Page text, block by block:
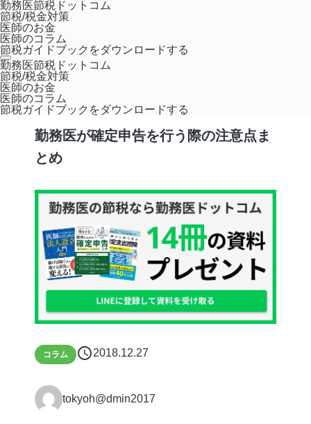
勤務医節税ドットコム
節税/税金対策
医師のお金
医師のコラム
節税ガイドブックをダウンロードする
勤務医節税ドットコム
節税/税金対策
医師のお金
医師のコラム
節税ガイドブックをダウンロードする
ホーム コラム 勤務医が確定申告を行う際の注意点まとめ
確定申告
勤務医が確定申告を行う際の注意点ま
とめ
コラム schedule2018.12.27
tokyoh@dmin2017